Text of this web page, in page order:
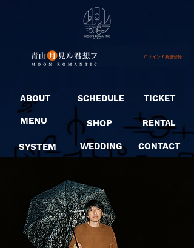
ログイン / 新規登録
ABOUT
MENU
SYSTEM
SCHEDULE
SHOP
WEDDING
TICKET
RENTAL
CONTACT